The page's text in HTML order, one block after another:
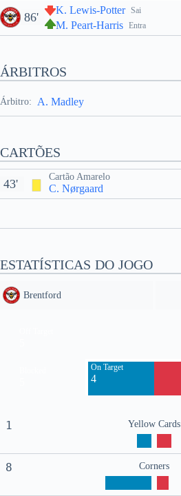
Sai
K. Lewis-Potter
Entra
M. Peart-Harris
86'
ÁRBITROS
Árbitro: A. Madley
CARTÕES
Cartão Amarelo
C. Nørgaard
43'
ESTATÍSTICAS DO JOGO
Brentford
On Target
4
1 Yellow Cards
8 Corners